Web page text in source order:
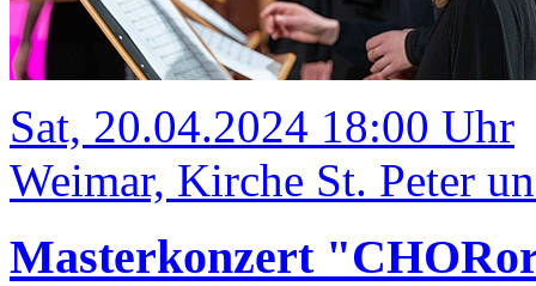
Sat, 20.04.2024 18:00 Uhr
Weimar, Kirche St. Peter
Masterkonzert